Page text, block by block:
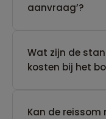
aanvraag’?
Wat zijn de
kosten bij het
Kan de reissom